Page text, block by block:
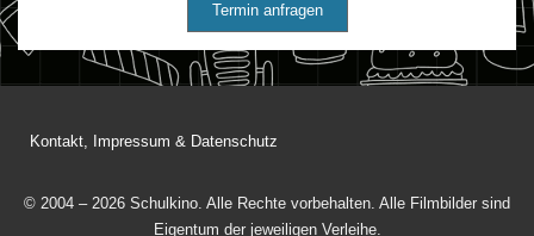
Termin anfragen
Kontakt, Impressum & Datenschutz
© 2004 – 2026 Schulkino. Alle Rechte vorbehalten. Alle Filmbilder sind
Eigentum der jeweiligen Verleihe.